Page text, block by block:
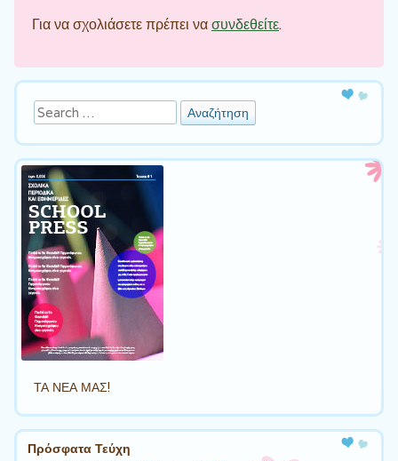
Για να σχολιάσετε πρέπει νασυνδεθείτε.
Αναζήτηση
ΤΑ ΝΕΑ ΜΑΣ!
Πρόσφατα Τεύχη